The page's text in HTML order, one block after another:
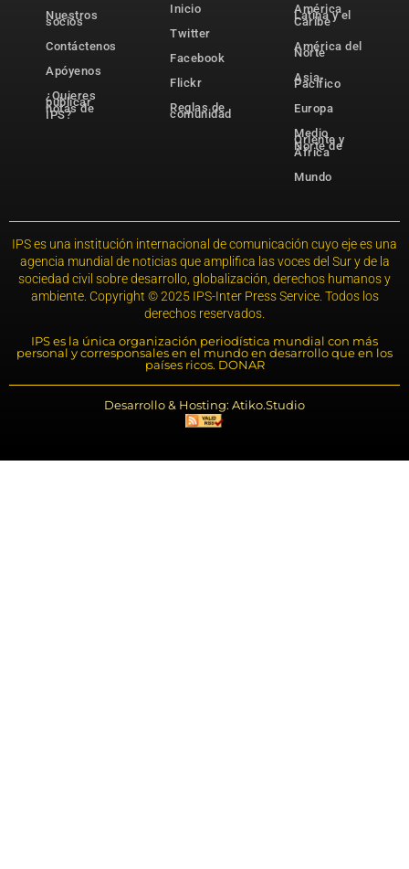
Nuestros
socios
Contáctenos
Apóyenos
¿Quieres
publicar
notas de
IPS?
Inicio
Twitter
Facebook
Flickr
Reglas de
comunidad
América
Latina y el
Caribe
América del
Norte
Asia-
Pacífico
Europa
Medio
Oriente y
Norte de
África
Mundo
IPS es una institución internacional de comunicación cuyo eje es una
agencia mundial de noticias que amplifica las voces del Sur y de la
sociedad civil sobre desarrollo, globalización, derechos humanos y
ambiente. Copyright © 2025 IPS-Inter Press Service. Todos los
derechos reservados.
IPS es la única organización periodística mundial con más
personal y corresponsales en el mundo en desarrollo que en los
países ricos. DONAR
Desarrollo & Hosting: Atiko.Studio